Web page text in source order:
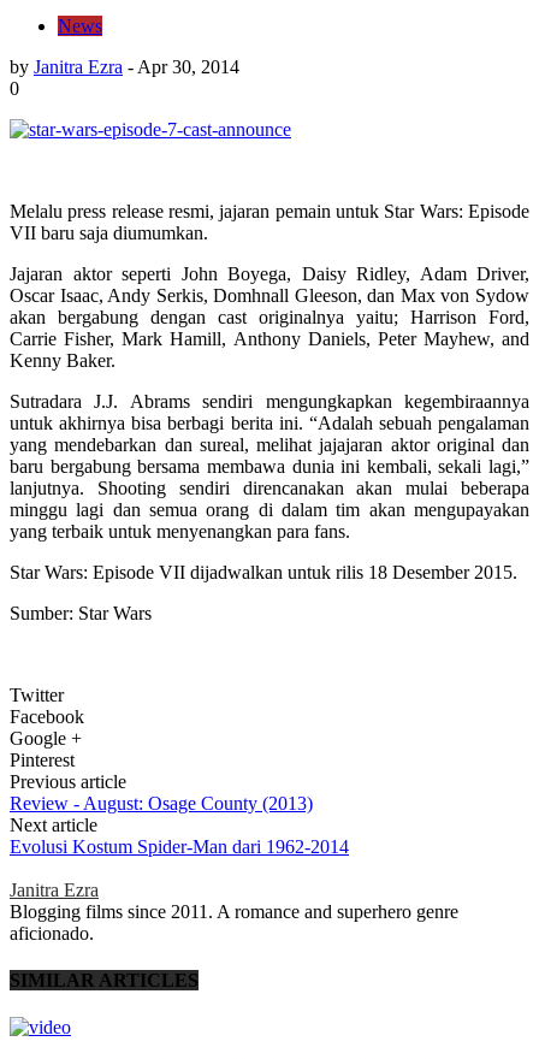
News
by Janitra Ezra - Apr 30, 2014
0
Melalu press release resmi, jajaran pemain untuk Star Wars: Episode
VII baru saja diumumkan.
Jajaran aktor seperti John Boyega, Daisy Ridley, Adam Driver,
Oscar Isaac, Andy Serkis, Domhnall Gleeson, dan Max von Sydow
akan bergabung dengan cast originalnya yaitu; Harrison Ford,
Carrie Fisher, Mark Hamill, Anthony Daniels, Peter Mayhew, and
Kenny Baker.
Sutradara J.J. Abrams sendiri mengungkapkan kegembiraannya
untuk akhirnya bisa berbagi berita ini. “Adalah sebuah pengalaman
yang mendebarkan dan sureal, melihat jajajaran aktor original dan
baru bergabung bersama membawa dunia ini kembali, sekali lagi,”
lanjutnya. Shooting sendiri direncanakan akan mulai beberapa
minggu lagi dan semua orang di dalam tim akan mengupayakan
yang terbaik untuk menyenangkan para fans.
Star Wars: Episode VII dijadwalkan untuk rilis 18 Desember 2015.
Sumber: Star Wars
Twitter
Facebook
Google +
Pinterest
Previous article
Review - August: Osage County (2013)
Next article
Evolusi Kostum Spider-Man dari 1962-2014
Janitra Ezra
Blogging films since 2011. A romance and superhero genre
aficionado.
SIMILAR ARTICLES